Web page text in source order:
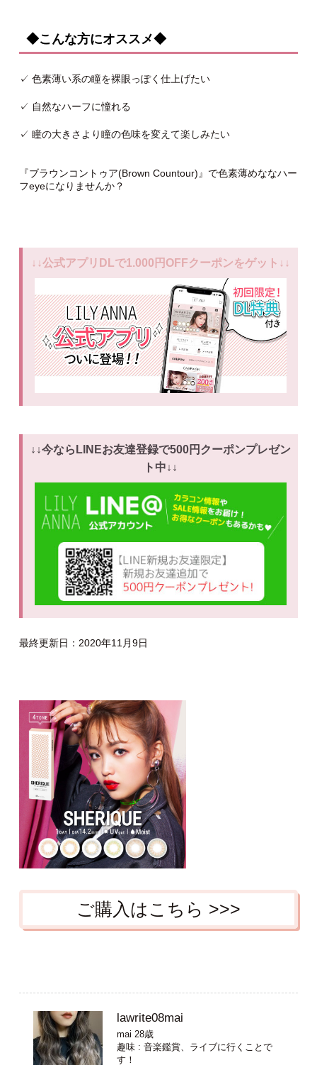
◆こんな方にオススメ◆
✓ 色素薄い系の瞳を裸眼っぽく仕上げたい
✓ 自然なハーフに憧れる
✓ 瞳の大きさより瞳の色味を変えて楽しみたい
『ブラウンコントゥア(Brown Countour)』で色素薄めななハー
フeyeになりませんか？
↓↓公式アプリDLで1.000円OFFクーポンをゲット↓↓
↓↓今ならLINEお友達登録で500円クーポンプレゼン
ト中↓↓
最終更新日：2020年11月9日
ご購入はこちら >>>
lawrite08mai
mai 28歳
趣味 : 音楽鑑賞、ライブに行くことで
す！